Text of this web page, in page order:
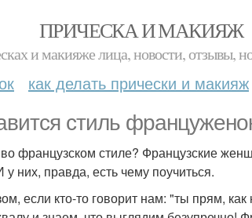
ПРИЧЕСКА И МАКИЯЖ
и макияже лица, новости, отзывы,
как делать прически и макияж
стиль
во французском стиле? Французские
у них, правда, есть чему поучиться.
если кто-то говорит нам: "ты прям,